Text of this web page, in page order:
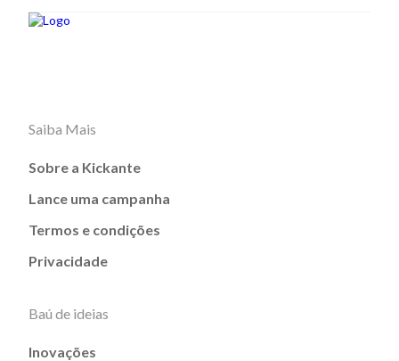
Saiba Mais
Sobre a Kickante
Lance uma campanha
Termos e condições
Privacidade
Baú de ideias
Inovações